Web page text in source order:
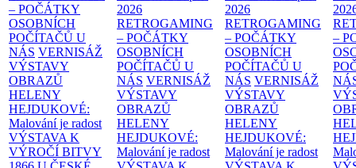
– POČÁTKY
OSOBNÍCH
POČÍTAČŮ U
NÁS VERNISÁŽ
VÝSTAVY
OBRAZŮ
HELENY
HEJDUKOVÉ:
Malování je radost
VÝSTAVA K
VÝROČÍ BITVY
2026
RETROGAMING
– POČÁTKY
OSOBNÍCH
POČÍTAČŮ U
NÁS VERNISÁŽ
VÝSTAVY
OBRAZŮ
HELENY
HEJDUKOVÉ:
Malování je radost
2026
RETROGAMING
– POČÁTKY
OSOBNÍCH
POČÍTAČŮ U
NÁS VERNISÁŽ
VÝSTAVY
OBRAZŮ
HELENY
HEJDUKOVÉ:
Malování je radost
–